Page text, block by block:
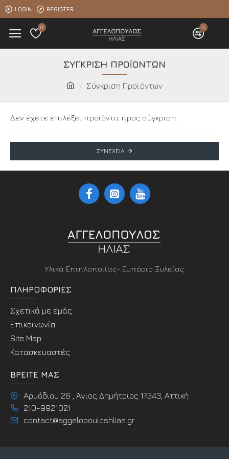
LOGIN REGISTER
0 0
Σύγκριση Προϊόντων
ΣΎΓΚΡΙΣΗ ΠΡΟΪΌΝΤΩΝ
Δεν έχετε επιλέξει προϊόντα προς σύγκριση.
ΣΥΝΈΧΕΙΑ
Υλικά Επιπλοποιίας- Εμπόριο Ξυλείας
ΠΛΗΡΟΦΟΡΊΕΣ
Σχετικά με εμάς
Επικοινωνία
Site Map
Κατασκευαστές
ΒΡΕΊΤΕ ΜΑΣ
Αρμόδιου 26 , Άγιος Δημήτριος 17343, Αττική
210-9921021
contact@aggelopouloshlias.gr